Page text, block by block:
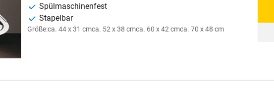
Spülmaschinenfest
Stapelbar
Größe:ca. 44 x 31 cmca. 52 x 38 cmca. 60 x 42 cmca. 70 x 48 cm